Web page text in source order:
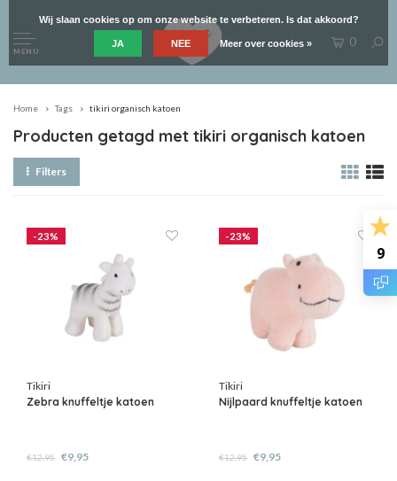
9
MENU
0
Home Tags tikiri organisch katoen
Producten getagd met tikiri organisch katoen
Filters
-23%
Tikiri
Zebra knuffeltje katoen
€12,95 €9,95
-23%
Tikiri
Nijlpaard knuffeltje katoen
€12,95 €9,95
Wij slaan cookies op om onze website te verbeteren. Is dat akkoord?
JA NEE Meer over cookies »